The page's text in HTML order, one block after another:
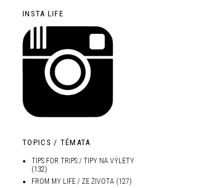
INSTA LIFE
TOPICS / TÉMATA
TIPS FOR TRIPS / TIPY NA VÝLETY
(132)
FROM MY LIFE / ZE ŽIVOTA (127)